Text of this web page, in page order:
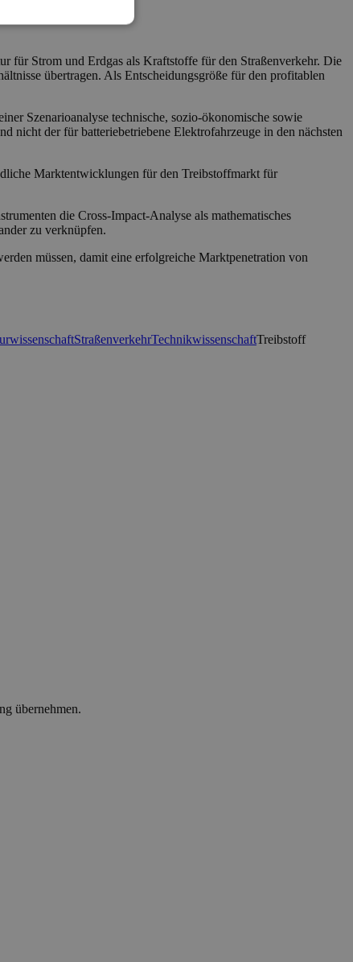
für Strom und Erdgas als Kraftstoffe für den Straßenverkehr. Die
übertragen. Als Entscheidungsgröße für den profitablen
Szenarioanalyse technische, sozio-ökonomische sowie
nicht der für batteriebetriebene Elektrofahrzeuge in den nächsten
Marktentwicklungen für den Treibstoffmarkt für
die Cross-Impact-Analyse als mathematisches
zu verknüpfen.
müssen, damit eine erfolgreiche Marktpenetration von
StraßenverkehrTechnikwissenschaftTreibstoff
übernehmen.